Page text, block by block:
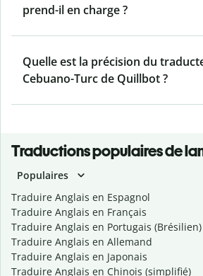
prend-il en charge ?
Quelle est la précision du
Cebuano-Turc de Quillbot ?
Traductions populaires de
Populaires
Traduire Anglais en Espagnol
Traduire Anglais en Français
Traduire Anglais en Portugais (Brésilien)
Traduire Anglais en Allemand
Traduire Anglais en Japonais
Traduire Anglais en Chinois (simplifié)